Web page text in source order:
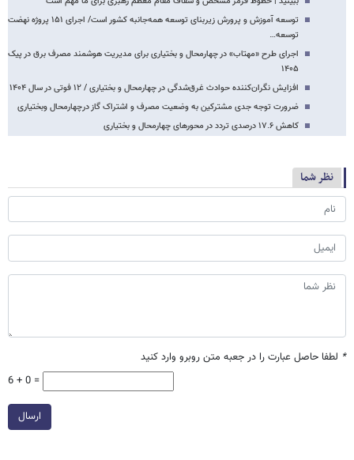
توسعه آموزش و پرورش زیربنای توسعه همه‌جانبه کشور است/ اجرای ۱۵۱ پروژه نهضت
توسعه…
اجرای طرح «مهتاب» در چهارمحال و بختیاری برای مدیریت هوشمند مصرف برق در پیک
۱۴۰۵
افزایش نگران‌کننده حوادث غرق‌شدگی در چهارمحال و بختیاری / ۱۲ فوتی در سال ۱۴۰۴
ضرورت توجه جدی مشترکین به وضعیت مصرف و اشتراک گاز درچهارمحال وبختیاری
کاهش ۱۷.۶ درصدی تردد در محورهای چهارمحال و بختیاری
نظر شما
* لطفا حاصل عبارت را در جعبه متن روبرو وارد کنید
6 + 0 =
ارسال